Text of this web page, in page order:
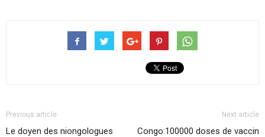
Previous article
Le doyen des niongologues
Next article
Congo:100000 doses de vaccin